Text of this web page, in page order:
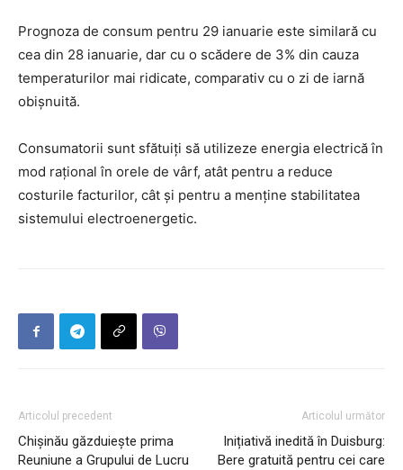
Prognoza de consum pentru 29 ianuarie este similară cu
cea din 28 ianuarie, dar cu o scădere de 3% din cauza
temperaturilor mai ridicate, comparativ cu o zi de iarnă
obișnuită.
Consumatorii sunt sfătuiți să utilizeze energia electrică în
mod rațional în orele de vârf, atât pentru a reduce
costurile facturilor, cât și pentru a menține stabilitatea
sistemului electroenergetic.
Articolul precedent
Chișinău găzduiește prima
Reuniune a Grupului de Lucru
Articolul următor
Inițiativă inedită în Duisburg:
Bere gratuită pentru cei care